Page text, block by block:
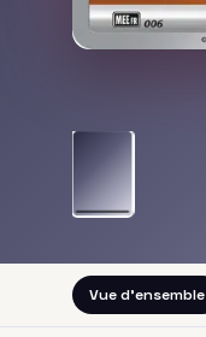
Vue d'ensemble